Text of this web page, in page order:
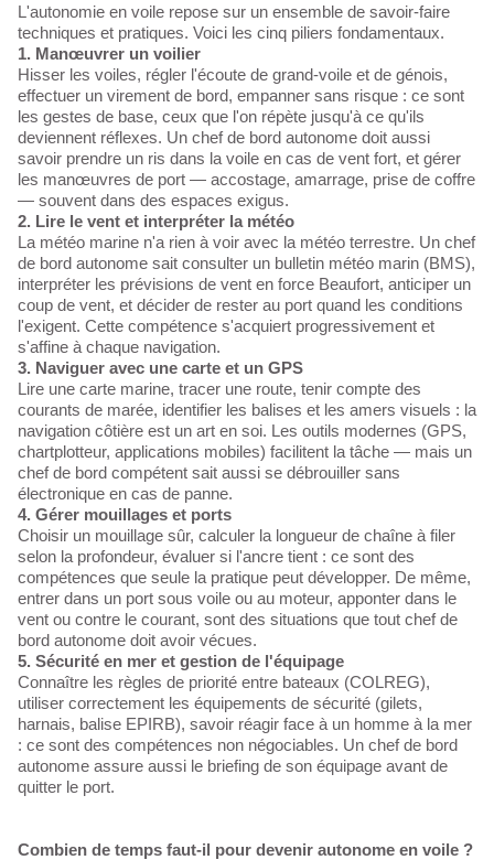
L'autonomie en voile repose sur un ensemble de savoir-faire
techniques et pratiques. Voici les cinq piliers fondamentaux.
1. Manœuvrer un voilier
Hisser les voiles, régler l'écoute de grand-voile et de génois,
effectuer un virement de bord, empanner sans risque : ce sont
les gestes de base, ceux que l'on répète jusqu'à ce qu'ils
deviennent réflexes. Un chef de bord autonome doit aussi
savoir prendre un ris dans la voile en cas de vent fort, et gérer
les manœuvres de port — accostage, amarrage, prise de coffre
— souvent dans des espaces exigus.
2. Lire le vent et interpréter la météo
La météo marine n'a rien à voir avec la météo terrestre. Un chef
de bord autonome sait consulter un bulletin météo marin (BMS),
interpréter les prévisions de vent en force Beaufort, anticiper un
coup de vent, et décider de rester au port quand les conditions
l'exigent. Cette compétence s'acquiert progressivement et
s'affine à chaque navigation.
3. Naviguer avec une carte et un GPS
Lire une carte marine, tracer une route, tenir compte des
courants de marée, identifier les balises et les amers visuels : la
navigation côtière est un art en soi. Les outils modernes (GPS,
chartplotteur, applications mobiles) facilitent la tâche — mais un
chef de bord compétent sait aussi se débrouiller sans
électronique en cas de panne.
4. Gérer mouillages et ports
Choisir un mouillage sûr, calculer la longueur de chaîne à filer
selon la profondeur, évaluer si l'ancre tient : ce sont des
compétences que seule la pratique peut développer. De même,
entrer dans un port sous voile ou au moteur, apponter dans le
vent ou contre le courant, sont des situations que tout chef de
bord autonome doit avoir vécues.
5. Sécurité en mer et gestion de l'équipage
Connaître les règles de priorité entre bateaux (COLREG),
utiliser correctement les équipements de sécurité (gilets,
harnais, balise EPIRB), savoir réagir face à un homme à la mer
: ce sont des compétences non négociables. Un chef de bord
autonome assure aussi le briefing de son équipage avant de
quitter le port.
Combien de temps faut-il pour devenir autonome en voile ?